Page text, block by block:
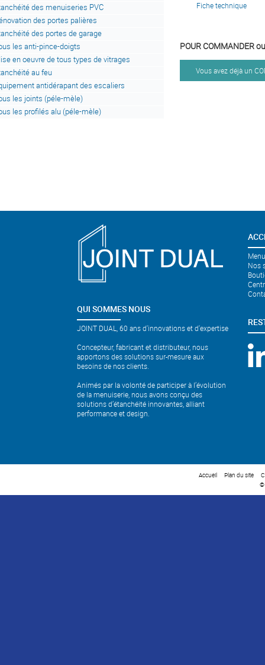
des menuiseries PVC
des portes palières
des portes de garage
les anti-pince-doigts
en oeuvre de tous types de vitrages
au feu
antidérapant des escaliers
les joints (péle-mèle)
les profilés alu (péle-mèle)
Fiche technique
POUR COMMANDER
Vous avez déjà un
QUI SOMMES NOUS
JOINT DUAL, 60 ans d'innovations et d'expertise
Concepteur, fabricant et distributeur, nous
apportons des solutions sur-mesure aux
besoins de nos clients.
Animés par la volonté de participer à l’évolution
de la menuiserie, nous avons conçu des
solutions d’étanchéité innovantes, alliant
performance et design.
Nos
Accueil Plan du site
©